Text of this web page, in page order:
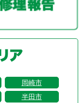
岡崎市
半田市